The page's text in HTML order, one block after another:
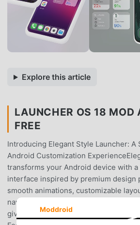
Explore this article
LAUNCHER OS 18 MOD
FREE
Introducing Elegant Style Launcher: A
Android Customization
transforms your Android device with a
interface inspired by premium design
smooth animations, customizable
navigation, this launcher enhances
gives your device a fresh, stylish
Moddroid